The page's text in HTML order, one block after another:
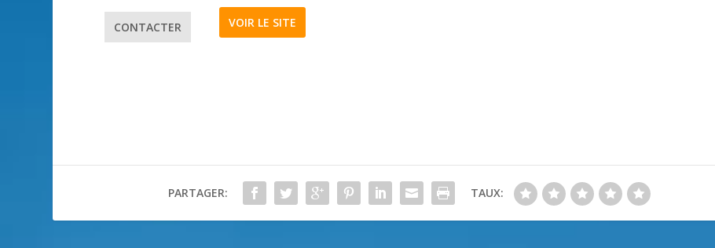
CONTACTER VOIR LE SITE
PARTAGER: TAUX: